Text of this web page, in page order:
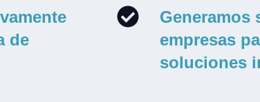
de
Generamos
empresas
soluciones